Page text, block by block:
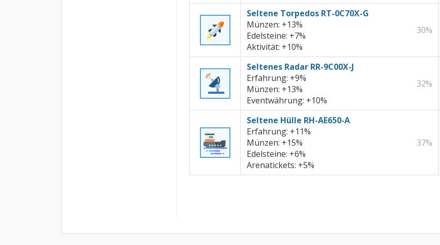
Seltene Torpedos RT-0C70X-G
Münzen: +13%
Edelsteine: +7%
Aktivität: +10%
30%
Seltenes Radar RR-9C00X-J
Erfahrung: +9%
Münzen: +13%
Eventwährung: +10%
32%
Seltene Hülle RH-AE650-A
Erfahrung: +11%
Münzen: +15%
Edelsteine: +6%
Arenatickets: +5%
37%